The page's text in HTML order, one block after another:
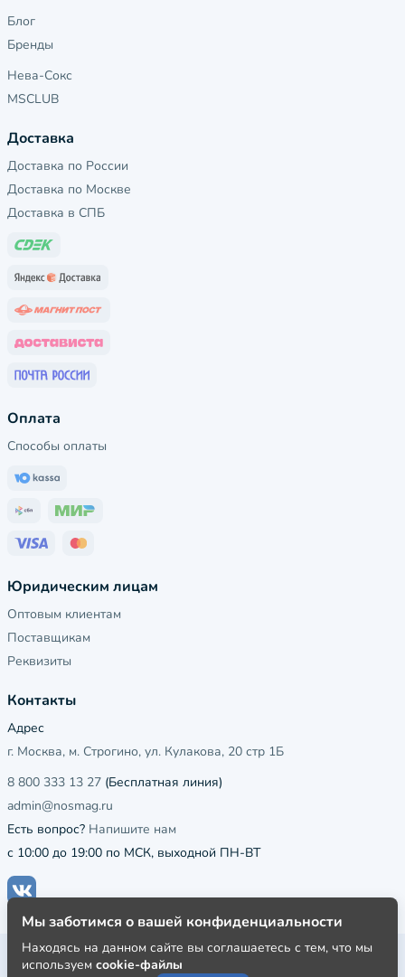
Блог
Бренды
Нева-Сокс
MSCLUB
Доставка
Доставка по России
Доставка по Москве
Доставка в СПБ
Оплата
Способы оплаты
Юридическим лицам
Оптовым клиентам
Поставщикам
Реквизиты
Контакты
Адрес
г. Москва, м. Строгино, ул. Кулакова, 20 стр 1Б
8 800 333 13 27 (Бесплатная линия)
admin@nosmag.ru
Есть вопрос? Напишите нам
с 10:00 до 19:00 по МСК, выходной ПН-ВТ
Публичная оферта
Мы заботимся о вашей конфиденциальности
Находясь на данном сайте вы соглашаетесь с тем, что мы
используем cookie-файлы